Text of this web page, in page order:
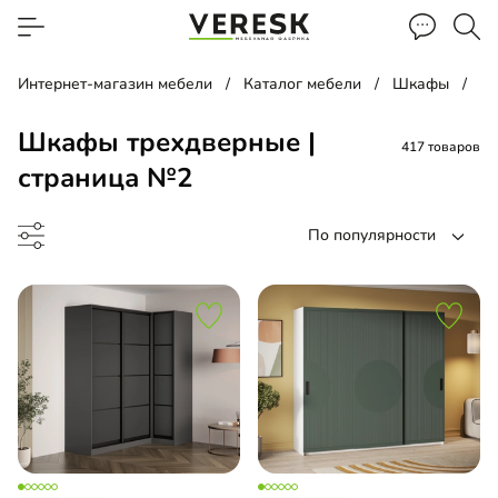
Интернет-магазин мебели Каталог мебели Шкафы
Шкафы трехдверные |
страница №2
417 товаров
По популярности
купе
гармошка